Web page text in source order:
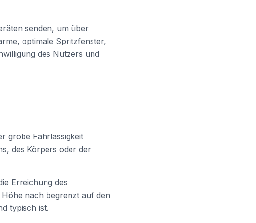
senden, um über
optimale Spritzfenster,
des Nutzers und
grobe Fahrlässigkeit
des Körpers oder der
Erreichung des
nach begrenzt auf den
typisch ist.